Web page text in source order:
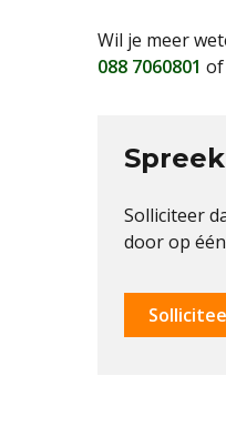
Wil je meer
088 7060801
Solliciteer
door op